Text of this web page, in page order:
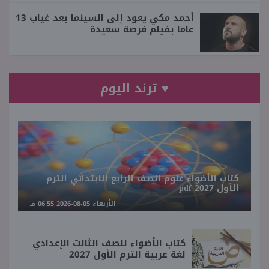
أحمد مكي يعود إلى السينما بعد غياب 13
عاما بفيلم فرصة سعيدة
♥ ترند اليوم
كتاب الأضواء علوم الصف الرابع الابتدائي الترم
الأول 2027 pdf
الأربعاء 05-08-2026 06:55 مـ
كتاب الأضواء للصف الثالث الإعدادي
لغة عربية الترم الأول 2027